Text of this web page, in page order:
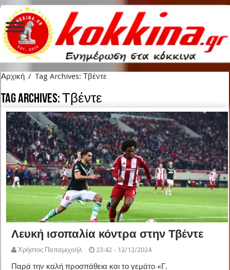
Αρχική / Tag Archives: Τβέντε
Tag Archives:Τβέντε
Λευκή ισοπαλία κόντρα στην Τβέντε
Χρήστος Παπαμιχαήλ 23:42 - 12/12/2024
Παρά την καλή προσπάθεια και το γεμάτο «Γ.